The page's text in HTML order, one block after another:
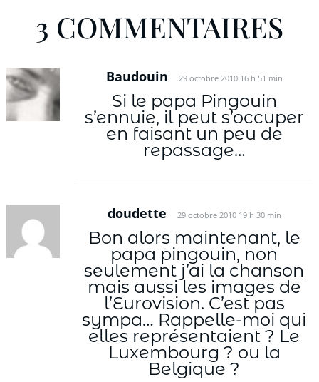
3 COMMENTAIRES
Baudouin 29 octobre 2010 16 h 51 min
Si le papa Pingouin
s’ennuie, il peut s’occuper
en faisant un peu de
repassage…
doudette 29 octobre 2010 19 h 30 min
Bon alors maintenant, le
papa pingouin, non
seulement j’ai la chanson
mais aussi les images de
l’Eurovision. C’est pas
sympa… Rappelle-moi qui
elles représentaient ? Le
Luxembourg ? ou la
Belgique ?